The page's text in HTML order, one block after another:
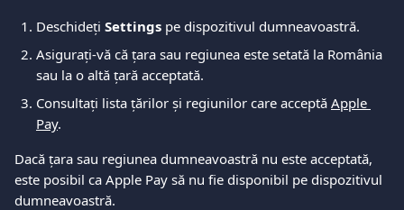
Deschideți Settings pe dispozitivul dumneavoastră.
Asigurați-vă că țara sau regiunea este setată la România
sau la o altă țară acceptată.
Consultați lista țărilor și regiunilor care acceptă Apple
Pay.
Dacă țara sau regiunea dumneavoastră nu este acceptată,
este posibil ca Apple Pay să nu fie disponibil pe dispozitivul
dumneavoastră.